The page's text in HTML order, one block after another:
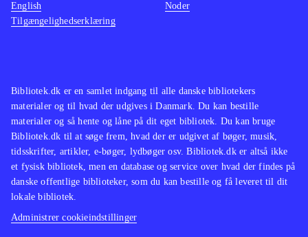
Bibliotek.dk er en samlet indgang til alle danske bibliotekers
materialer og til hvad der udgives i Danmark. Du kan bestille
materialer og så hente og låne på dit eget bibliotek. Du kan bruge
Bibliotek.dk til at søge frem, hvad der er udgivet af bøger, musik,
tidsskrifter, artikler, e-bøger, lydbøger osv. Bibliotek.dk er altså ikke
et fysisk bibliotek, men en database og service over hvad der findes på
danske offentlige biblioteker, som du kan bestille og få leveret til dit
lokale bibliotek.
Administrer cookieindstillinger
English
Tilgængelighedserklæring
Noder